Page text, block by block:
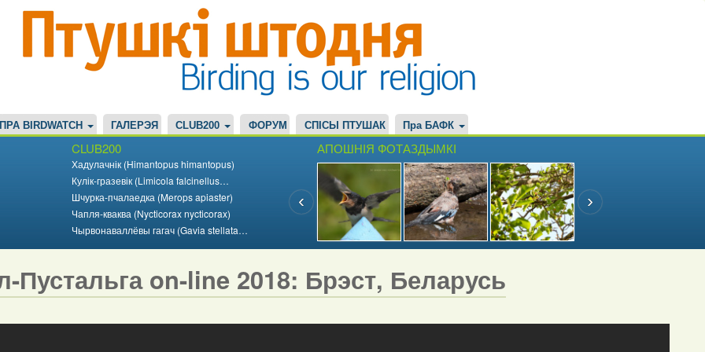
ПРА BIRDWATCH ГАЛЕРЭЯ CLUB200 ФОРУМ СПІСЫ ПТУШАК Пра БАФК
CLUB200
Хадулачнік (Himantopus himantopus)
Кулік-гразевік (Limicola falcinellus…
Шчурка-пчалаедка (Merops apiaster)
Чапля-кваква (Nycticorax nycticorax)
Чырвонаваллёвы гагач (Gavia stellata…
АПОШНІЯ ФОТАЗДЫМКІ
Пустальга on-line 2018: Брэст, Беларусь